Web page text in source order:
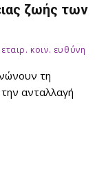
ζωής των
εταιρ. κοιν. ευθύνη
τη
ανταλλαγή